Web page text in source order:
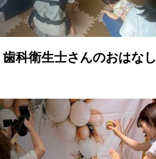
歯科衛生士さんのおはなし